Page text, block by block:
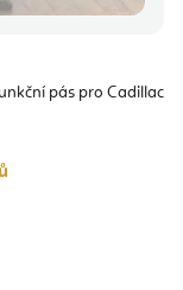
pás pro Cadillac